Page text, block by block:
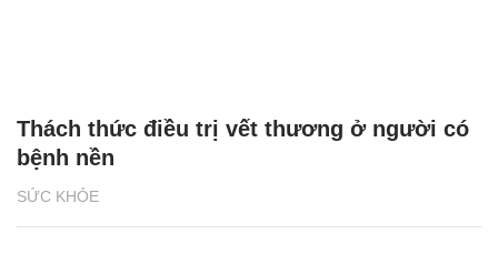
SỨC KHỎE
Thách thức điều trị vết thương ở người có
bệnh nền